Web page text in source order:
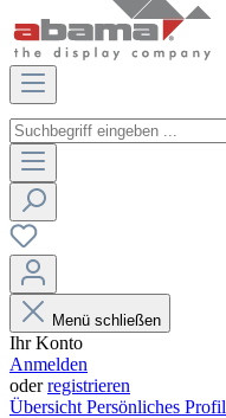
Menü schließen
Ihr Konto
Anmelden
oderregistrieren
Übersicht Persönliches Profil